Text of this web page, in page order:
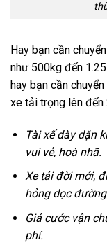
Hay bạn cần
như 500kg đến
hay bạn cần
xe tải trọng lên đến
Tài xế dày dặn
vui vẻ, hoà nhã.
Xe tải đời mới,
hỏng dọc
Giá cước vận
phí.